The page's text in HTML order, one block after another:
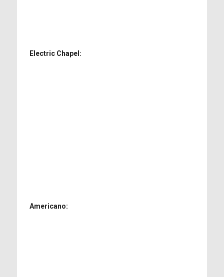
Electric Chapel:
Americano: